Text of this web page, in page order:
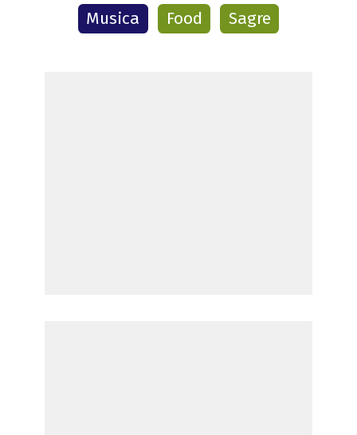
Musica Food Sagre